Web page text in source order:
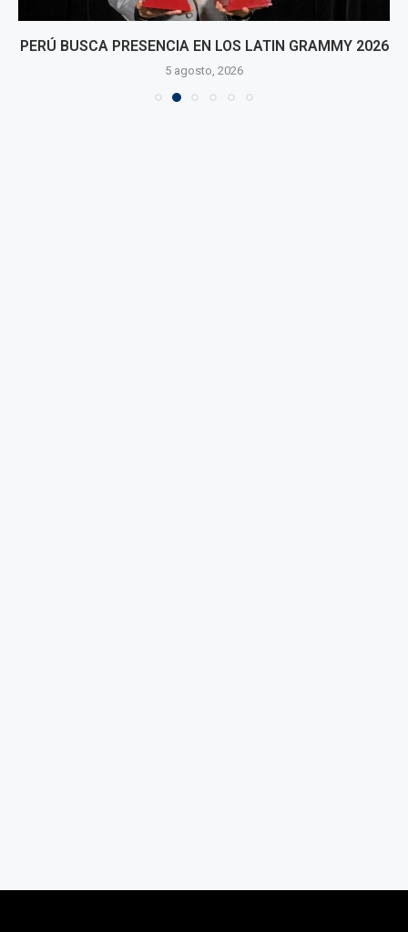
PERÚ BUSCA PRESENCIA EN LOS LATIN GRAMMY 2026
5 agosto, 2026